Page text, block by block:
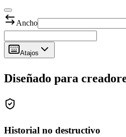
Ancho
Atajos
Diseñado para
Historial no destructivo